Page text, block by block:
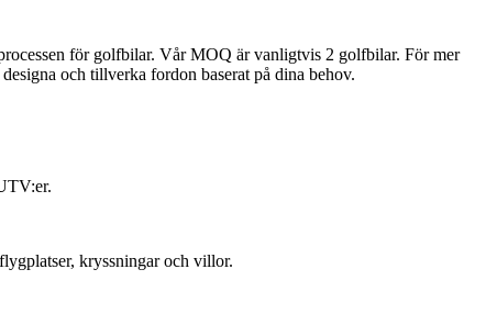
för golfbilar. Vår MOQ är vanligtvis 2 golfbilar. För mer
och tillverka fordon baserat på dina behov.
kryssningar och villor.